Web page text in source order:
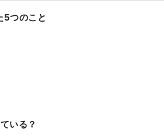
5つのこと
いる？